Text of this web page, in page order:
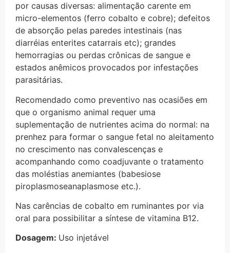
por causas diversas: alimentação carente em
micro-elementos (ferro cobalto e cobre); defeitos
de absorção pelas paredes intestinais (nas
diarréias enterites catarrais etc); grandes
hemorragias ou perdas crônicas de sangue e
estados anêmicos provocados por infestações
parasitárias.
Recomendado como preventivo nas ocasiões em
que o organismo animal requer uma
suplementação de nutrientes acima do normal: na
prenhez para formar o sangue fetal no aleitamento
no crescimento nas convalescenças e
acompanhando como coadjuvante o tratamento
das moléstias anemiantes (babesiose
piroplasmoseanaplasmose etc.).
Nas carências de cobalto em ruminantes por via
oral para possibilitar a síntese de vitamina B12.
Dosagem: Uso injetável